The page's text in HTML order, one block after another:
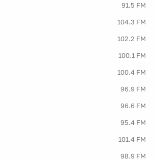
91.5 FM
104.3 FM
102.2 FM
100.1 FM
100.4 FM
96.9 FM
96.6 FM
95.4 FM
101.4 FM
98.9 FM